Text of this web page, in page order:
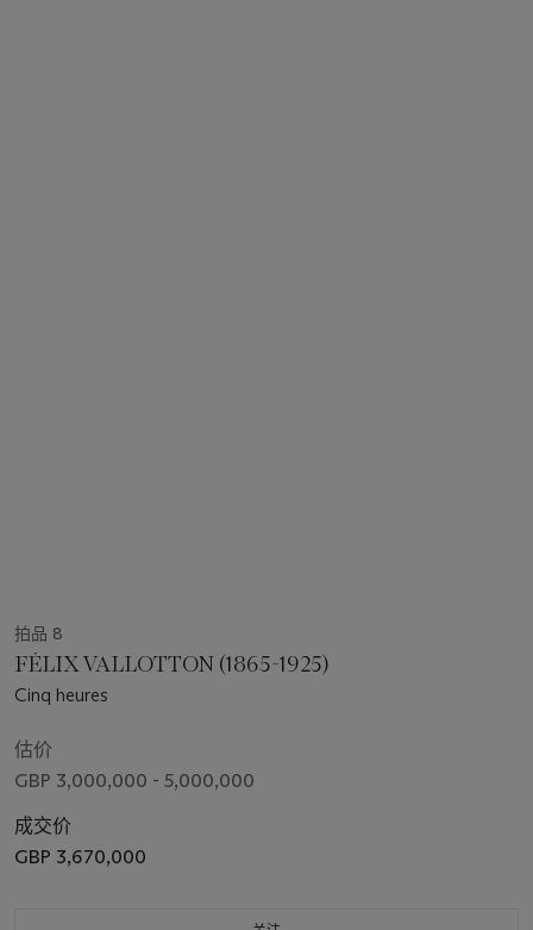
拍品 8
FÉLIX VALLOTTON (1865-1925)
Cinq heures
估价
GBP 3,000,000 - 5,000,000
成交价
GBP 3,670,000